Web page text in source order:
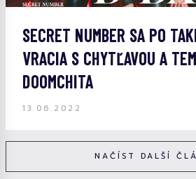
SECRET NUMBER SA PO
VRACIA S CHYTĽAVOU A
DOOMCHITA
13.06.2022
NAČÍST DALŠÍ